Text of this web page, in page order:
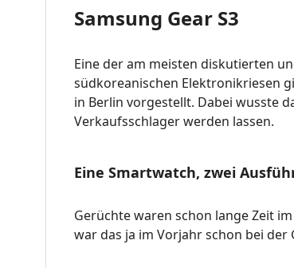
Samsung Gear S3
Eine der am meisten diskutierten
südkoreanischen Elektronikriesen
in Berlin vorgestellt. Dabei wusste
Verkaufsschlager werden lassen.
Eine Smartwatch, zwei
Gerüchte waren schon lange Zeit
war das ja im Vorjahr schon bei